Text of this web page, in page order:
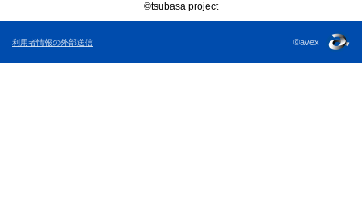
©tsubasa project
利用者情報の外部送信 ©avex